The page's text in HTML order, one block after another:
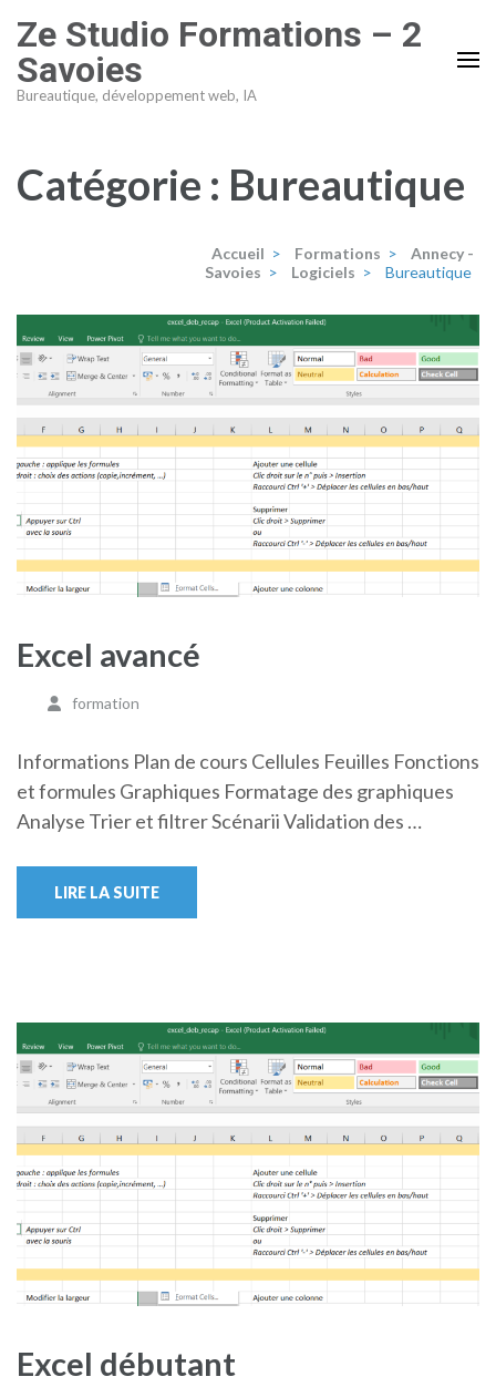
au
contenu
(Pressez
Ze Studio Formations – 2
Savoies
Bureautique, développement web, IA
Catégorie : Bureautique
Accueil > Formations >
Annecy -
Savoies > Logiciels > Bureautique
Excel avancé
formation
Informations Plan de cours Cellules Feuilles Fonctions
et formules Graphiques Formatage des graphiques
Analyse Trier et filtrer Scénarii Validation des …
LIRE LA SUITE
Excel débutant